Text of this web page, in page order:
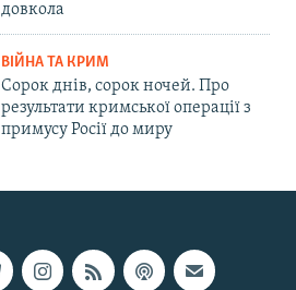
довкола
ВІЙНА ТА КРИМ
Сорок днів, сорок ночей. Про
результати кримської операції з
примусу Росії до миру